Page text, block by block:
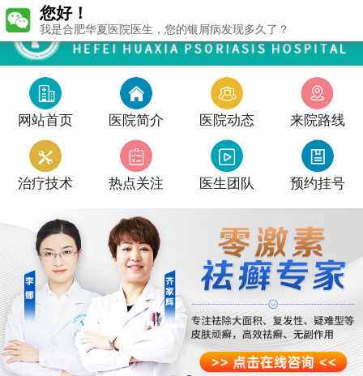
网站首页 医院简介 医院动态 来院路线
治疗技术 热点关注 医生团队 预约挂号
您好！
我是合肥华夏医院医生，您的银屑病发现多久了？